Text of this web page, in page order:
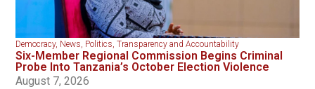
Democracy, News, Politics,Transparency and Accountability
Six-Member Regional Commission Begins Criminal
Probe Into Tanzania’s October Election Violence
August 7, 2026